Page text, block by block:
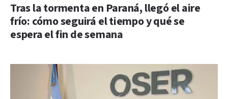
Tras la tormenta en Paraná, llegó el aire
frío: cómo seguirá el tiempo y qué se
espera el fin de semana